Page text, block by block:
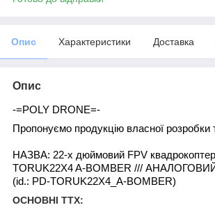
Опис Характеристики Доставка
Опис
-=POLY DRONE=-
Пропонуємо продукцію власної розробки
НАЗВА: 22-х дюймовий FPV
TORUK22X4 A-BOMBER ///
(id.: PD-TORUK22X4_A-BOMBER)
ОСНОВНІ ТТХ: